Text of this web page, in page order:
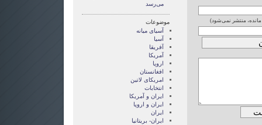
مانده، منتشر نمی‌شود)
می‌رسد
موضوعات
آسيای ميانه
آسیا
آفریقا
آمریکا
اروپا
افغانستان
امریکای لاتین
انتخابات
ايران و آمريکا
ايران و اروپا
ایران
ایران- بریتانیا